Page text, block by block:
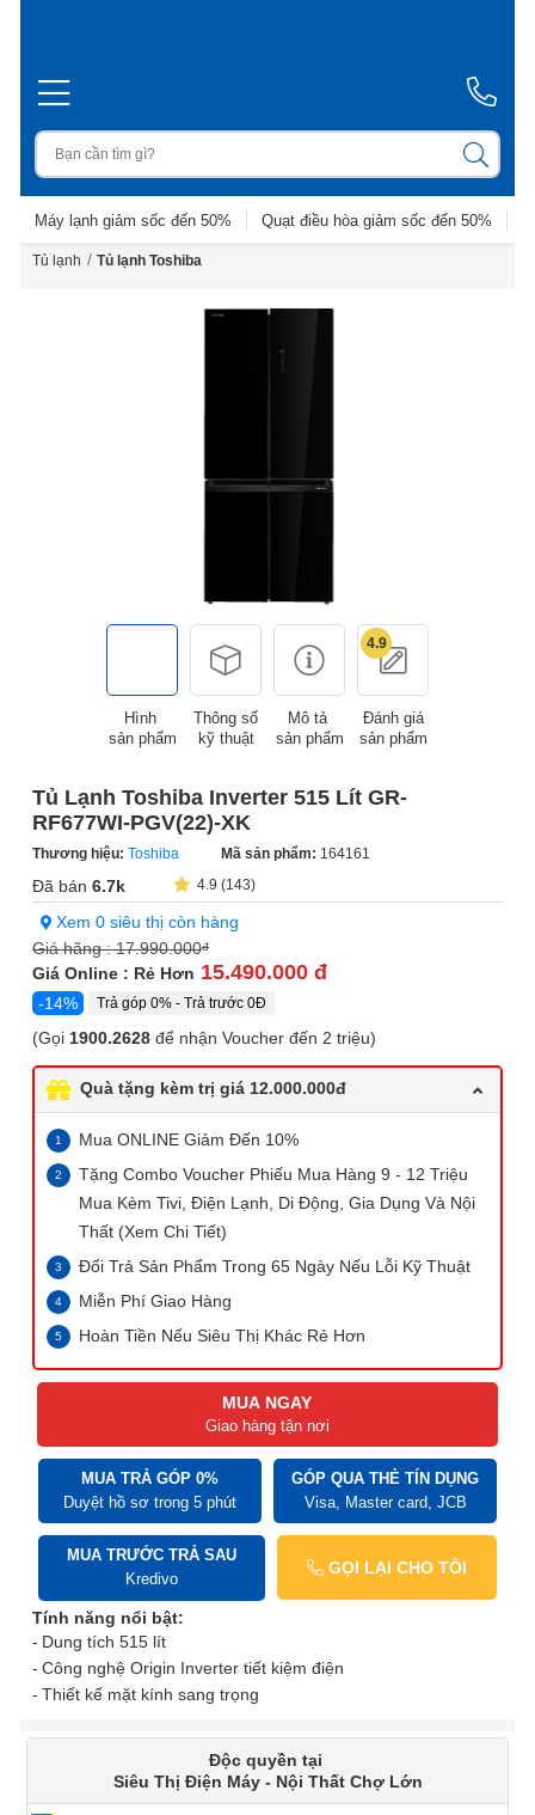
Máy lạnh giảm sốc đến 50% Quạt điều hòa giảm sốc đến 50%
Tủ lạnh / Tủ lạnh Toshiba
Hình
sản phẩm
Thông số
kỹ thuật
Mô tả
sản phẩm
4.9
Đánh giá
sản phẩm
Tủ Lạnh Toshiba Inverter 515 Lít GR-
RF677WI-PGV(22)-XK
Thương hiệu: Toshiba Mã sản phẩm: 164161
Đã bán 6.7k 4.9 (143)
Xem 0 siêu thị còn hàng
Giá hãng :17.990.000đ
Giá Online : Rẻ Hơn 15.490.000 đ
-14% Trả góp 0% - Trả trước 0Đ
(Gọi 1900.2628 để nhận Voucher đến 2 triệu)
Quà tặng kèm trị giá 12.000.000đ
Mua ONLINE Giảm Đến 10%
Tặng Combo Voucher Phiếu Mua Hàng 9 - 12 Triệu
Mua Kèm Tivi, Điện Lạnh, Di Động, Gia Dụng Và Nội
Thất (Xem Chi Tiết)
Đổi Trả Sản Phẩm Trong 65 Ngày Nếu Lỗi Kỹ Thuật
Miễn Phí Giao Hàng
Hoàn Tiền Nếu Siêu Thị Khác Rẻ Hơn
MUA NGAY
Giao hàng tận nơi
MUA TRẢ GÓP 0%
Duyệt hồ sơ trong 5 phút
GÓP QUA THẺ TÍN DỤNG
Visa, Master card, JCB
MUA TRƯỚC TRẢ SAU
Kredivo
GỌI LẠI CHO TÔI
Tính năng nổi bật:
Dung tích 515 lít
Công nghệ Origin Inverter tiết kiệm điện
Thiết kế mặt kính sang trọng
Độc quyền tại
Siêu Thị Điện Máy - Nội Thất Chợ Lớn